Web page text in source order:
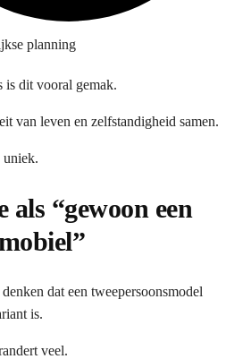
planning
is dit vooral gemak.
van leven en zelfstandigheid samen.
uniek.
als “gewoon een
dat een tweepersoonsmodel
is.
veel.